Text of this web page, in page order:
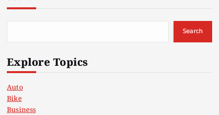
Search
Explore Topics
Auto
Bike
Business